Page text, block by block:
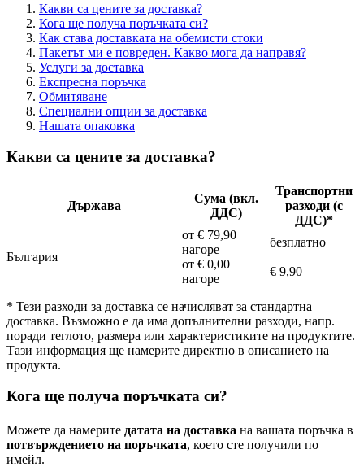
Какви са цените за доставка?
Кога ще получа поръчката си?
Как става доставката на обемисти стоки
Пакетът ми е повреден. Какво мога да направя?
Услуги за доставка
Експресна поръчка
Обмитяване
Специални опции за доставка
Нашата опаковка
Какви са цените за доставка?
Държава
Сума (вкл.
ДДС)
Транспортни
разходи (с
ДДС)*
България
от € 79,90
нагоре
безплатно
от € 0,00
нагоре
€ 9,90
* Тези разходи за доставка се начисляват за стандартна
доставка. Възможно е да има допълнителни разходи, напр.
поради теглото, размера или характеристиките на продуктите.
Тази информация ще намерите директно в описанието на
продукта.
Кога ще получа поръчката си?
Можете да намерите датата на доставка на вашата поръчка в
потвърждението на поръчката, което сте получили по
имейл.